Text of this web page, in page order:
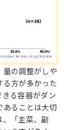
量の調整がしや
る方が多かった
る容器がダン
あることは大切
「主菜、副